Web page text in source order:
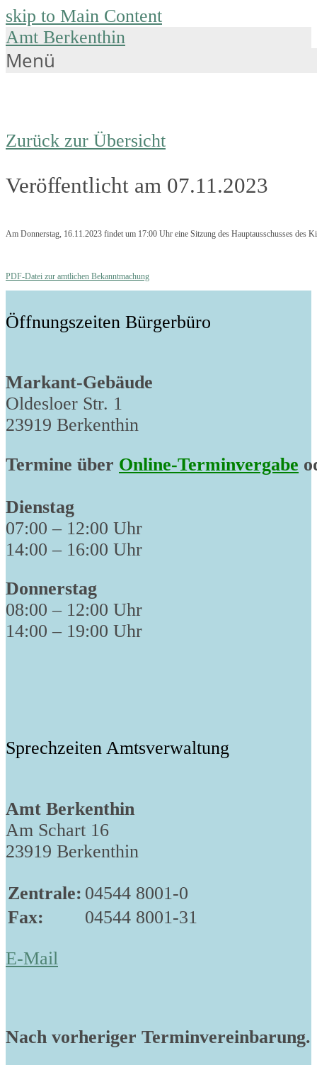
skip to Main Content
Amt Berkenthin
Menü
Zurück zur Übersicht
Veröffentlicht am 07.11.2023
Am Donnerstag, 16.11.2023 findet um 17:00 Uhr eine Sitzung des Hauptausschusses des
PDF-Datei zur amtlichen Bekanntmachung
Öffnungszeiten Bürgerbüro
Markant-Gebäude
Oldesloer Str. 1
23919 Berkenthin
Termine über Online-Terminvergabe
Dienstag
07:00 – 12:00 Uhr
14:00 – 16:00 Uhr
Donnerstag
08:00 – 12:00 Uhr
14:00 – 19:00 Uhr
Sprechzeiten Amtsverwaltung
Amt Berkenthin
Am Schart 16
23919 Berkenthin
Zentrale: 04544 8001-0
Fax:
04544 8001-31
E-Mail
Nach vorheriger Terminvereinbarung.